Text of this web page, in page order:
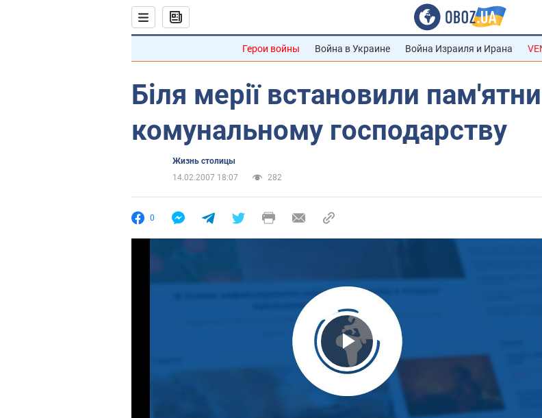
Герои войны Война в Украине Война Израиля и Ирана
Біля мерії встановили
комунальному господарству
Жизнь столицы
14.02.2007 18:07
282
0
Play Video